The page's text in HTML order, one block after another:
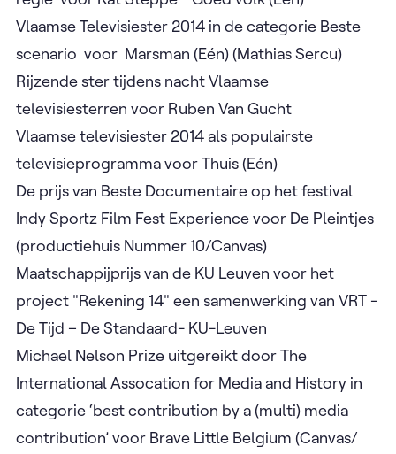
Vlaamse Televisiester 2014 in de categorie Beste
scenario voor Marsman (Eén) (Mathias Sercu)
Rijzende ster tijdens nacht Vlaamse
televisiesterren voor Ruben Van Gucht
Vlaamse televisiester 2014 als populairste
televisieprogramma voor Thuis (Eén)
De prijs van Beste Documentaire op het festival
Indy Sportz Film Fest Experience voor De Pleintjes
(productiehuis Nummer 10/Canvas)
Maatschappijprijs van de KU Leuven voor het
project "Rekening 14" een samenwerking van VRT -
De Tijd – De Standaard- KU-Leuven
Michael Nelson Prize uitgereikt door The
International Assocation for Media and History in
categorie ‘best contribution by a (multi) media
contribution’ voor Brave Little Belgium (Canvas/